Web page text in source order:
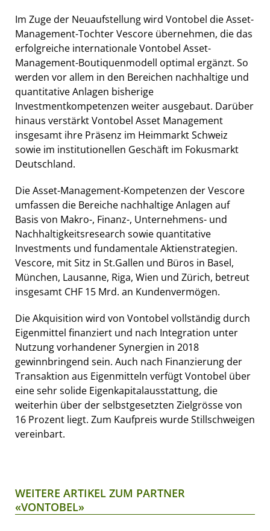
Im Zuge der Neuaufstellung wird Vontobel die Asset-
Management-Tochter Vescore übernehmen, die das
erfolgreiche internationale Vontobel Asset-
Management-Boutiquenmodell optimal ergänzt. So
werden vor allem in den Bereichen nachhaltige und
quantitative Anlagen bisherige
Investmentkompetenzen weiter ausgebaut. Darüber
hinaus verstärkt Vontobel Asset Management
insgesamt ihre Präsenz im Heimmarkt Schweiz
sowie im institutionellen Geschäft im Fokusmarkt
Deutschland.
Die Asset-Management-Kompetenzen der Vescore
umfassen die Bereiche nachhaltige Anlagen auf
Basis von Makro-, Finanz-, Unternehmens- und
Nachhaltigkeitsresearch sowie quantitative
Investments und fundamentale Aktienstrategien.
Vescore, mit Sitz in St.Gallen und Büros in Basel,
München, Lausanne, Riga, Wien und Zürich, betreut
insgesamt CHF 15 Mrd. an Kundenvermögen.
Die Akquisition wird von Vontobel vollständig durch
Eigenmittel finanziert und nach Integration unter
Nutzung vorhandener Synergien in 2018
gewinnbringend sein. Auch nach Finanzierung der
Transaktion aus Eigenmitteln verfügt Vontobel über
eine sehr solide Eigenkapitalausstattung, die
weiterhin über der selbstgesetzten Zielgrösse von
16 Prozent liegt. Zum Kaufpreis wurde Stillschweigen
vereinbart.
WEITERE ARTIKEL ZUM PARTNER
«VONTOBEL»